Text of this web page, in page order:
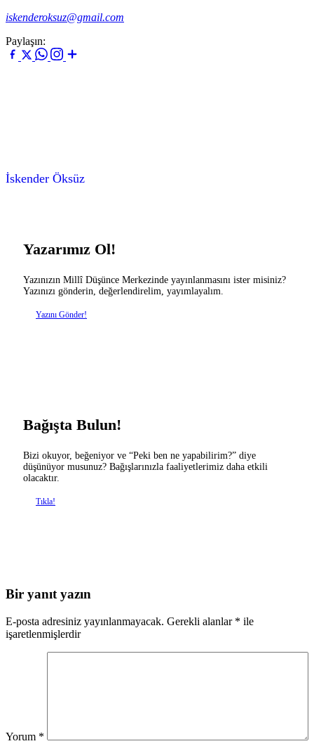
iskenderoksuz@gmail.com
Paylaşın:
İskender Öksüz
Yazarımız Ol!
Yazınızın Millî Düşünce Merkezinde yayınlanmasını ister misiniz?
Yazınızı gönderin, değerlendirelim, yayımlayalım.
Yazını Gönder!
Bağışta Bulun!
Bizi okuyor, beğeniyor ve “Peki ben ne yapabilirim?” diye
düşünüyor musunuz? Bağışlarınızla faaliyetlerimiz daha etkili
olacaktır.
Tıkla!
Bir yanıt yazın
E-posta adresiniz yayınlanmayacak. Gerekli alanlar * ile
işaretlenmişlerdir
Yorum *